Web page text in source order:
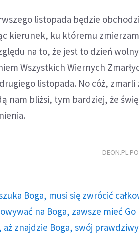
listopada będzie
kierunek, ku któremu
na to, że jest to dzień
Wszystkich Wiernych
listopada. No cóż,
nam bliżsi, tym bardziej, że
DEON.PL
Boga, musi się zwrócić
na Boga, zawsze mieć
aż znajdzie Boga, swój